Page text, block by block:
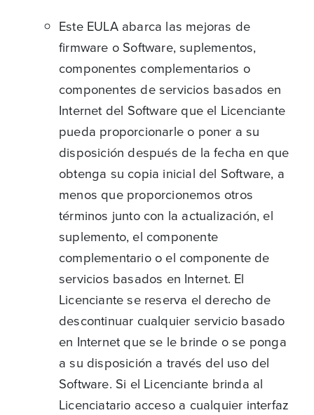
Este EULA abarca las mejoras de
firmware o Software, suplementos,
componentes complementarios o
componentes de servicios basados en
Internet del Software que el Licenciante
pueda proporcionarle o poner a su
disposición después de la fecha en que
obtenga su copia inicial del Software, a
menos que proporcionemos otros
términos junto con la actualización, el
suplemento, el componente
complementario o el componente de
servicios basados en Internet. El
Licenciante se reserva el derecho de
descontinuar cualquier servicio basado
en Internet que se le brinde o se ponga
a su disposición a través del uso del
Software. Si el Licenciante brinda al
Licenciatario acceso a cualquier interfaz